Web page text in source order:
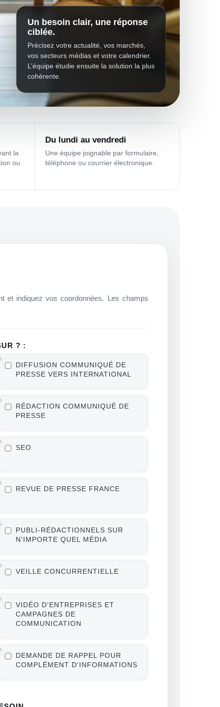
Un besoin clair, une réponse
ciblée.
Précisez votre actualité, vos marchés,
vos secteurs médias et votre calendrier.
L’équipe étudie ensuite la solution la plus
cohérente.
la
ou
Du lundi au vendredi
Une équipe joignable par formulaire,
téléphone ou courrier électronique.
et indiquez vos coordonnées. Les champs
? :
DIFFUSION COMMUNIQUÉ DE
PRESSE VERS INTERNATIONAL
RÉDACTION COMMUNIQUÉ DE
PRESSE
SEO
REVUE DE PRESSE FRANCE
PUBLI-RÉDACTIONNELS SUR
N'IMPORTE QUEL MÉDIA
VEILLE CONCURRENTIELLE
VIDÉO D'ENTREPRISES ET
CAMPAGNES DE
COMMUNICATION
DEMANDE DE RAPPEL POUR
COMPLÉMENT D'INFORMATIONS